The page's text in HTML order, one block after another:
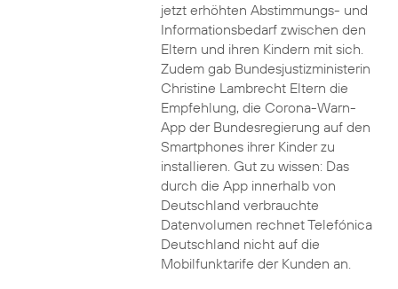
jetzt erhöhten Abstimmungs- und
Informationsbedarf zwischen den
Eltern und ihren Kindern mit sich.
Zudem gab Bundesjustizministerin
Christine Lambrecht Eltern die
Empfehlung, die Corona-Warn-
App der Bundesregierung auf den
Smartphones ihrer Kinder zu
installieren. Gut zu wissen: Das
durch die App innerhalb von
Deutschland verbrauchte
Datenvolumen rechnet Telefónica
Deutschland nicht auf die
Mobilfunktarife der Kunden an.